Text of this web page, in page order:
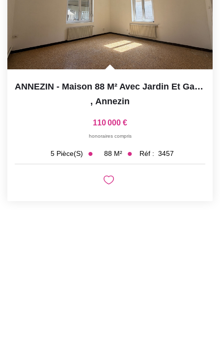
Qui Sommes-Nous
Nos Actualités
Avis Clients
ANNEZIN - Maison 88 M² Avec Jardin Et Garage
, Annezin
110 000 €
honoraires compris
5 Pièce(s) 88 M² Réf : 3457